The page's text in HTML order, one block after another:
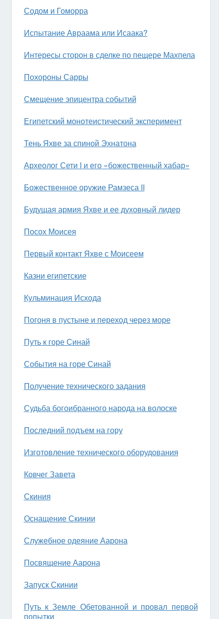
Содом и Гоморра
Испытание Авраама или Исаака?
Интересы сторон в сделке по пещере Махпела
Похороны Сарры
Смещение эпицентра событий
Египетский монотеистический эксперимент
Тень Яхве за спиной Эхнатона
Археолог Сети I и его «божественный хабар»
Божественное оружие Рамзеса II
Будущая армия Яхве и ее духовный лидер
Посох Моисея
Первый контакт Яхве с Моисеем
Казни египетские
Кульминация Исхода
Погоня в пустыне и переход через море
Путь к горе Синай
События на горе Синай
Получение технического задания
Судьба богоибранного народа на волоске
Последний подъем на гору
Изготовление технического оборудования
Ковчег Завета
Скиния
Оснащение Скинии
Служебное одеяние Аарона
Посвящение Аарона
Запуск Скинии
Путь к Земле Обетованной и провал первой
попытки